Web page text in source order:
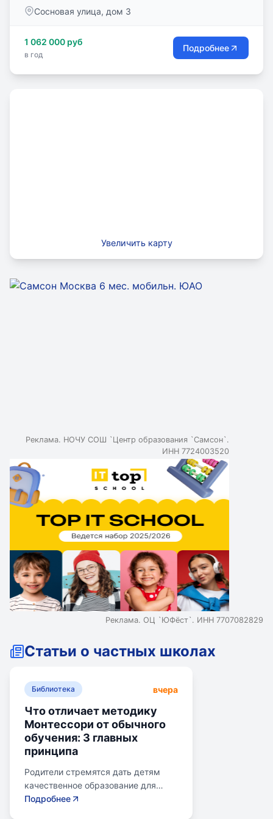
образования.
Сосновая улица, дом 3
1 062 000 руб
в год
Подробнее
Увеличить карту
Реклама. НОЧУ СОШ `Центр образования `Самсон`.
ИНН 7724003520
Реклама. ОЦ `ЮФёст`. ИНН 7707082829
Статьи о частных школах
Библиотека вчера
Что отличает методику
Монтессори от обычного
обучения: 3 главных
принципа
Родители стремятся дать детям
качественное образование для
лучшего будущего. Обучение по
Подробнее